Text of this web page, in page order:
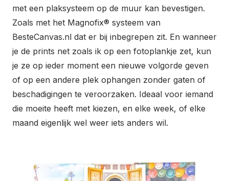
met een plaksysteem op de muur kan bevestigen.
Zoals met het Magnofix® systeem van
BesteCanvas.nl dat er bij inbegrepen zit. En wanneer
je de prints net zoals ik op een fotoplankje zet, kun
je ze op ieder moment een nieuwe volgorde geven
of op een andere plek ophangen zonder gaten of
beschadigingen te veroorzaken. Ideaal voor iemand
die moeite heeft met kiezen, en elke week, of elke
maand eigenlijk wel weer iets anders wil.